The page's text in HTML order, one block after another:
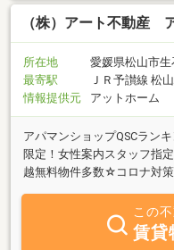
（株）アート不動産
所在地
愛媛県松山市生
最寄駅
ＪＲ予讃線 松
情報提供元
アットホーム
アパマンショップQSCラン
限定！女性案内スタッフ指
越無料物件多数☆コロナ対
この
賃貸